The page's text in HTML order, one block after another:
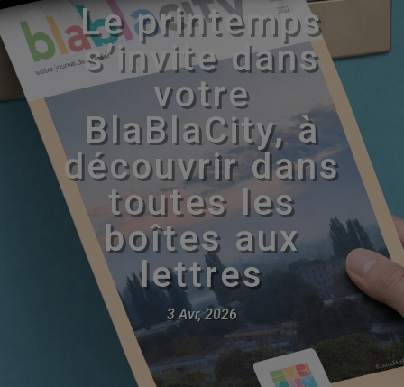
Le printemps
s’invite dans
votre
BlaBlaCity, à
découvrir dans
toutes les
boîtes aux
lettres
3 Avr, 2026